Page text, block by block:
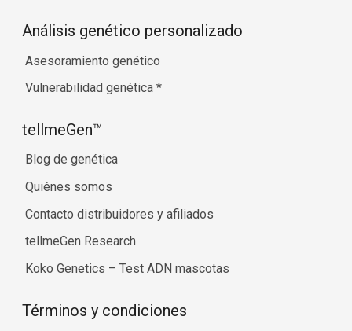
Análisis genético personalizado
Asesoramiento genético
Vulnerabilidad genética *
tellmeGen™
Blog de genética
Quiénes somos
Contacto distribuidores y afiliados
tellmeGen Research
Koko Genetics – Test ADN mascotas
Términos y condiciones